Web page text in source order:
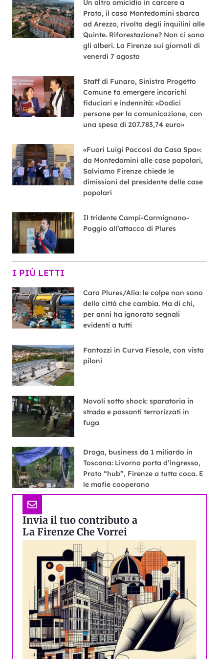
Un altro omicidio in carcere a
Prato, il caso Montedomini sbarca
ad Arezzo, rivolta degli inquilini alle
Quinte. Riforestazione? Non ci sono
gli alberi. La Firenze sui giornali di
venerdì 7 agosto
Staff di Funaro, Sinistra Progetto
Comune fa emergere incarichi
fiduciari e indennità: «Dodici
persone per la comunicazione, con
una spesa di 207.783,74 euro»
«Fuori Luigi Paccosi da Casa Spa»:
da Montedomini alle case popolari,
Salviamo Firenze chiede le
dimissioni del presidente delle case
popolari
Il tridente Campi-Carmignano-
Poggio all’attacco di Plures
I PIÙ LETTI
Cara Plures/Alia: le colpe non sono
della città che cambia. Ma di chi,
per anni ha ignorato segnali
evidenti a tutti
Fantozzi in Curva Fiesole, con vista
piloni
Novoli sotto shock: sparatoria in
strada e passanti terrorizzati in
fuga
Droga, business da 1 miliardo in
Toscana: Livorno porta d’ingresso,
Prato “hub”, Firenze a tutta coca. E
le mafie cooperano
Invia il tuo contributo a
La Firenze Che Vorrei